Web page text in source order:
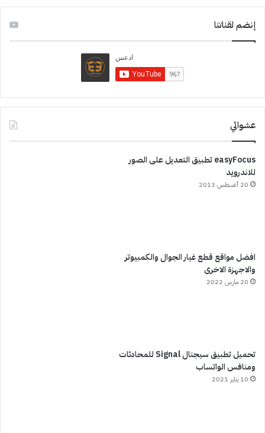
إنضم لقناتنا
عشوائي
easyFocus تطبيق التعديل على الصور
للاندرويد
20 أغسطس 2013
افضل مواقع قطع غيار الجوال والكمبيوتر
والاجهزة الاخرى
20 مارس 2022
تحميل تطبيق سيجنال Signal للمحادثات
ومنافس الواتساب
10 يناير 2021